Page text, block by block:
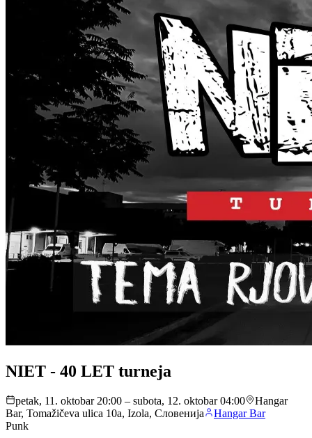
NIET - 40 LET turneja
petak, 11. oktobar 20:00 – subota, 12. oktobar 04:00
Hangar
Bar, Tomažičeva ulica 10a, Izola, Словенија
Hangar Bar
Punk